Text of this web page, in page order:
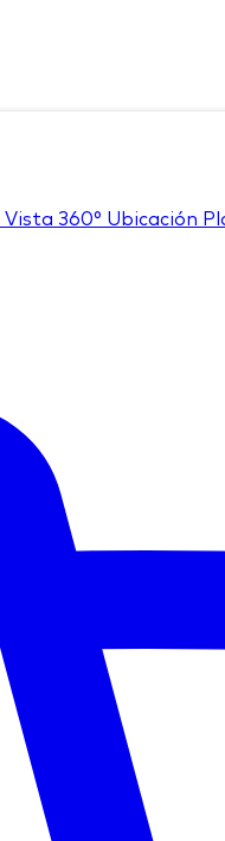
Vista 360° Ubicación